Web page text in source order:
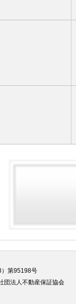
）第95198号
法人不動産保証協会